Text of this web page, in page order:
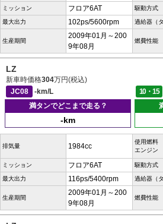
ミッション フロア6AT 駆動方式
最大出力 102ps/5600rpm 過給器（
生産期間
2009年01月～200
9年08月
燃費性能
LZ
新車時価格304万円(税込)
JC08
-km/L 10・15
満タンでどこまで走る？
-km
排気量 1984cc
使用燃料
エンジン
ミッション フロア6AT 駆動方式
最大出力 116ps/5400rpm 過給器（
生産期間
2009年01月～200
9年08月
燃費性能